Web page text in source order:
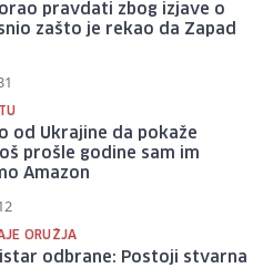
pravdati zbog izjave o
zašto je rekao da Zapad
od Ukrajine da pokaže
prošle godine sam im
Amazon
ORUŽJA
odbrane: Postoji stvarna